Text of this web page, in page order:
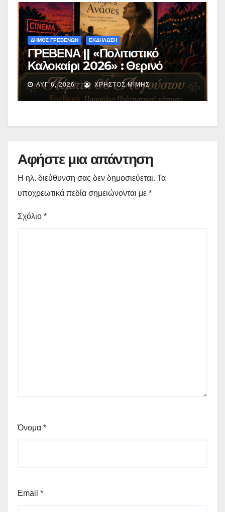
ΔΗΜΟΣ ΓΡΕΒΕΝΩΝ ΕΚΔΗΛΩΣΗ
ΓΡΕΒΕΝΑ || «Πολιτιστικό
Καλοκαίρι 2026» : Θερινό
Σινεμά με την βραβευμένη ταινία
«Μικρές Ανάσες».
ΑΥΓ 6, 2026 ΧΡΉΣΤΟΣ ΜΊΜΗΣ
Αφήστε μια απάντηση
Η ηλ. διεύθυνση σας δεν δημοσιεύεται. Τα
υποχρεωτικά πεδία σημειώνονται με *
Σχόλιο *
Όνομα *
Email *